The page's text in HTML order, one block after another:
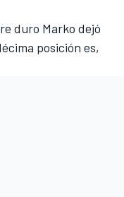
duro Marko dejó
posición es,